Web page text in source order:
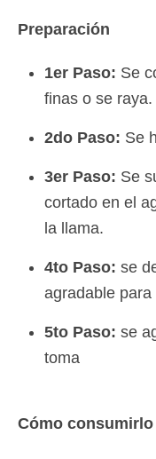
Preparación
1er Paso: Se
finas o se raya.
2do Paso: Se
3er Paso: Se
cortado en el
la llama.
4to Paso: se
agradable para
5to Paso: se
toma
Cómo consumirlo